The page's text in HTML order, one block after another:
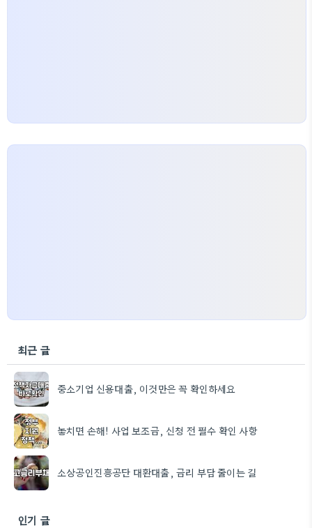
최근 글
중소기업 신용대출, 이것만은 꼭 확인하세요
놓치면 손해! 사업 보조금, 신청 전 필수 확인 사항
소상공인진흥공단 대환대출, 금리 부담 줄이는 길
인기 글